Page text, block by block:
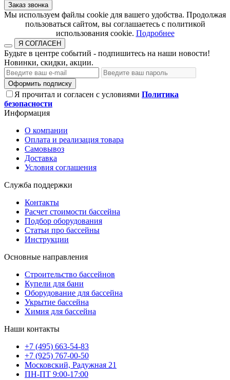
Заказ звонка
​​​​​​​Мы используем файлы cookie для вашего удобства. Продолжая
пользоваться сайтом, вы соглашаетесь с политикой
использования cookie.​​​​​​​ Подробнее
Я СОГЛАСЕН
Будьте в центре событий - подпишитесь на наши новости!
Новинки, скидки, акции.
Оформить подписку
Я прочитал и согласен с условиями Политика
безопасности
Информация
О компании
Оплата и реализация товара
Самовывоз
Доставка
Условия соглашения
Служба поддержки
Контакты
Расчет стоимости бассейна
Подбор оборудования
Статьи про бассейны
Инструкции
Основные направления
Строительство бассейнов
Купели для бани
Оборудование для бассейна
Укрытие бассейна
Химия для бассейна
Наши контакты
+7 (495) 663-54-83
+7 (925) 767-00-50
Московский, Радужная 21
ПН-ПТ 9:00-17:00